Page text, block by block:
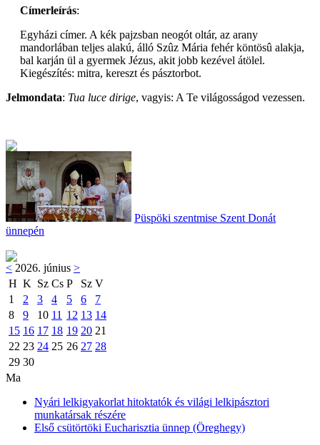
Címerleírás:
Egyházi címer. A kék pajzsban neogót oltár, az arany
mandorlában teljes alakú, álló Szûz Mária fehér köntösû alakja,
bal karján ül a gyermek Jézus, akit jobb kezével átölel.
Kiegészítés: mitra, kereszt és pásztorbot.
Jelmondata: Tua luce dirige, vagyis: A Te világosságod vezessen.
Püspöki szentmise Szent Donát
ünnepén
< 2026. június >
H K Sz Cs P Sz V
1
2 3 4 5 6
7
8
9 10 11 12 13 14
15 16 17 18 19 20 21
22 23 24 25 26 27 28
29 30
Ma
Nyári lelkigyakorlat hitoktatók és világi lelkipásztori
munkatársak részére
Első csütörtöki Eucharisztia ünnep (Öreghegy)